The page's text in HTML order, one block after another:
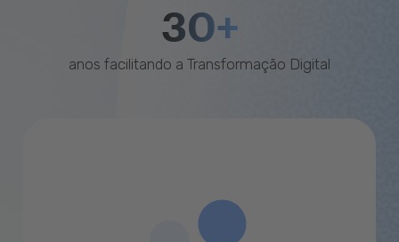
30+
anos facilitando a Transformação Digital